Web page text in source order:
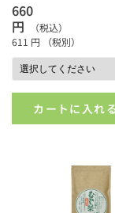
660
円
（税込）
611 円 （税別）
カートに入れる